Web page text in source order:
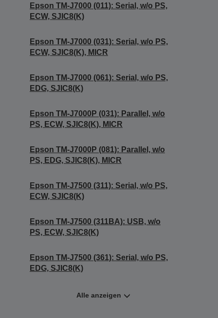
Epson TM-J7000 (011): Serial, w/o PS,
ECW, SJIC8(K)
Epson TM-J7000 (031): Serial, w/o PS,
ECW, SJIC8(K), MICR
Epson TM-J7000 (061): Serial, w/o PS,
EDG, SJIC8(K)
Epson TM-J7000P (031): Parallel, w/o
PS, ECW, SJIC8(K), MICR
Epson TM-J7000P (081): Parallel, w/o
PS, EDG, SJIC8(K), MICR
Epson TM-J7500 (311): Serial, w/o PS,
ECW, SJIC8(K)
Epson TM-J7500 (311BA): USB, w/o
PS, ECW, SJIC8(K)
Epson TM-J7500 (361): Serial, w/o PS,
EDG, SJIC8(K)
Alle anzeigen